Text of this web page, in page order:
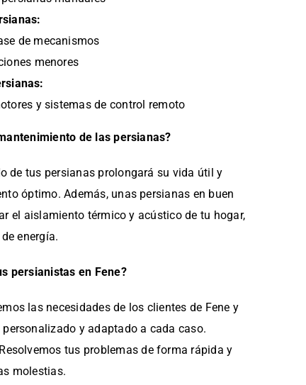
de mecanismos
menores
y sistemas de control remoto
de las persianas?
de tus persianas prolongará su vida útil y
óptimo. Además, unas persianas en buen
el aislamiento térmico y acústico de tu hogar,
energía.
persianistas en Fene?
las necesidades de los clientes de Fene y
y adaptado a cada caso.
Resolvemos tus problemas de forma rápida y
molestias.